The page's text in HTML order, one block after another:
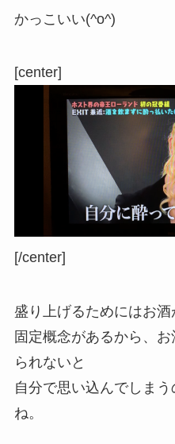
かっこいい(^o^)
[center]
[/center]
盛り上げるためにはお
固定概念があるから、
られないと
自分で思い込んでしま
ね。